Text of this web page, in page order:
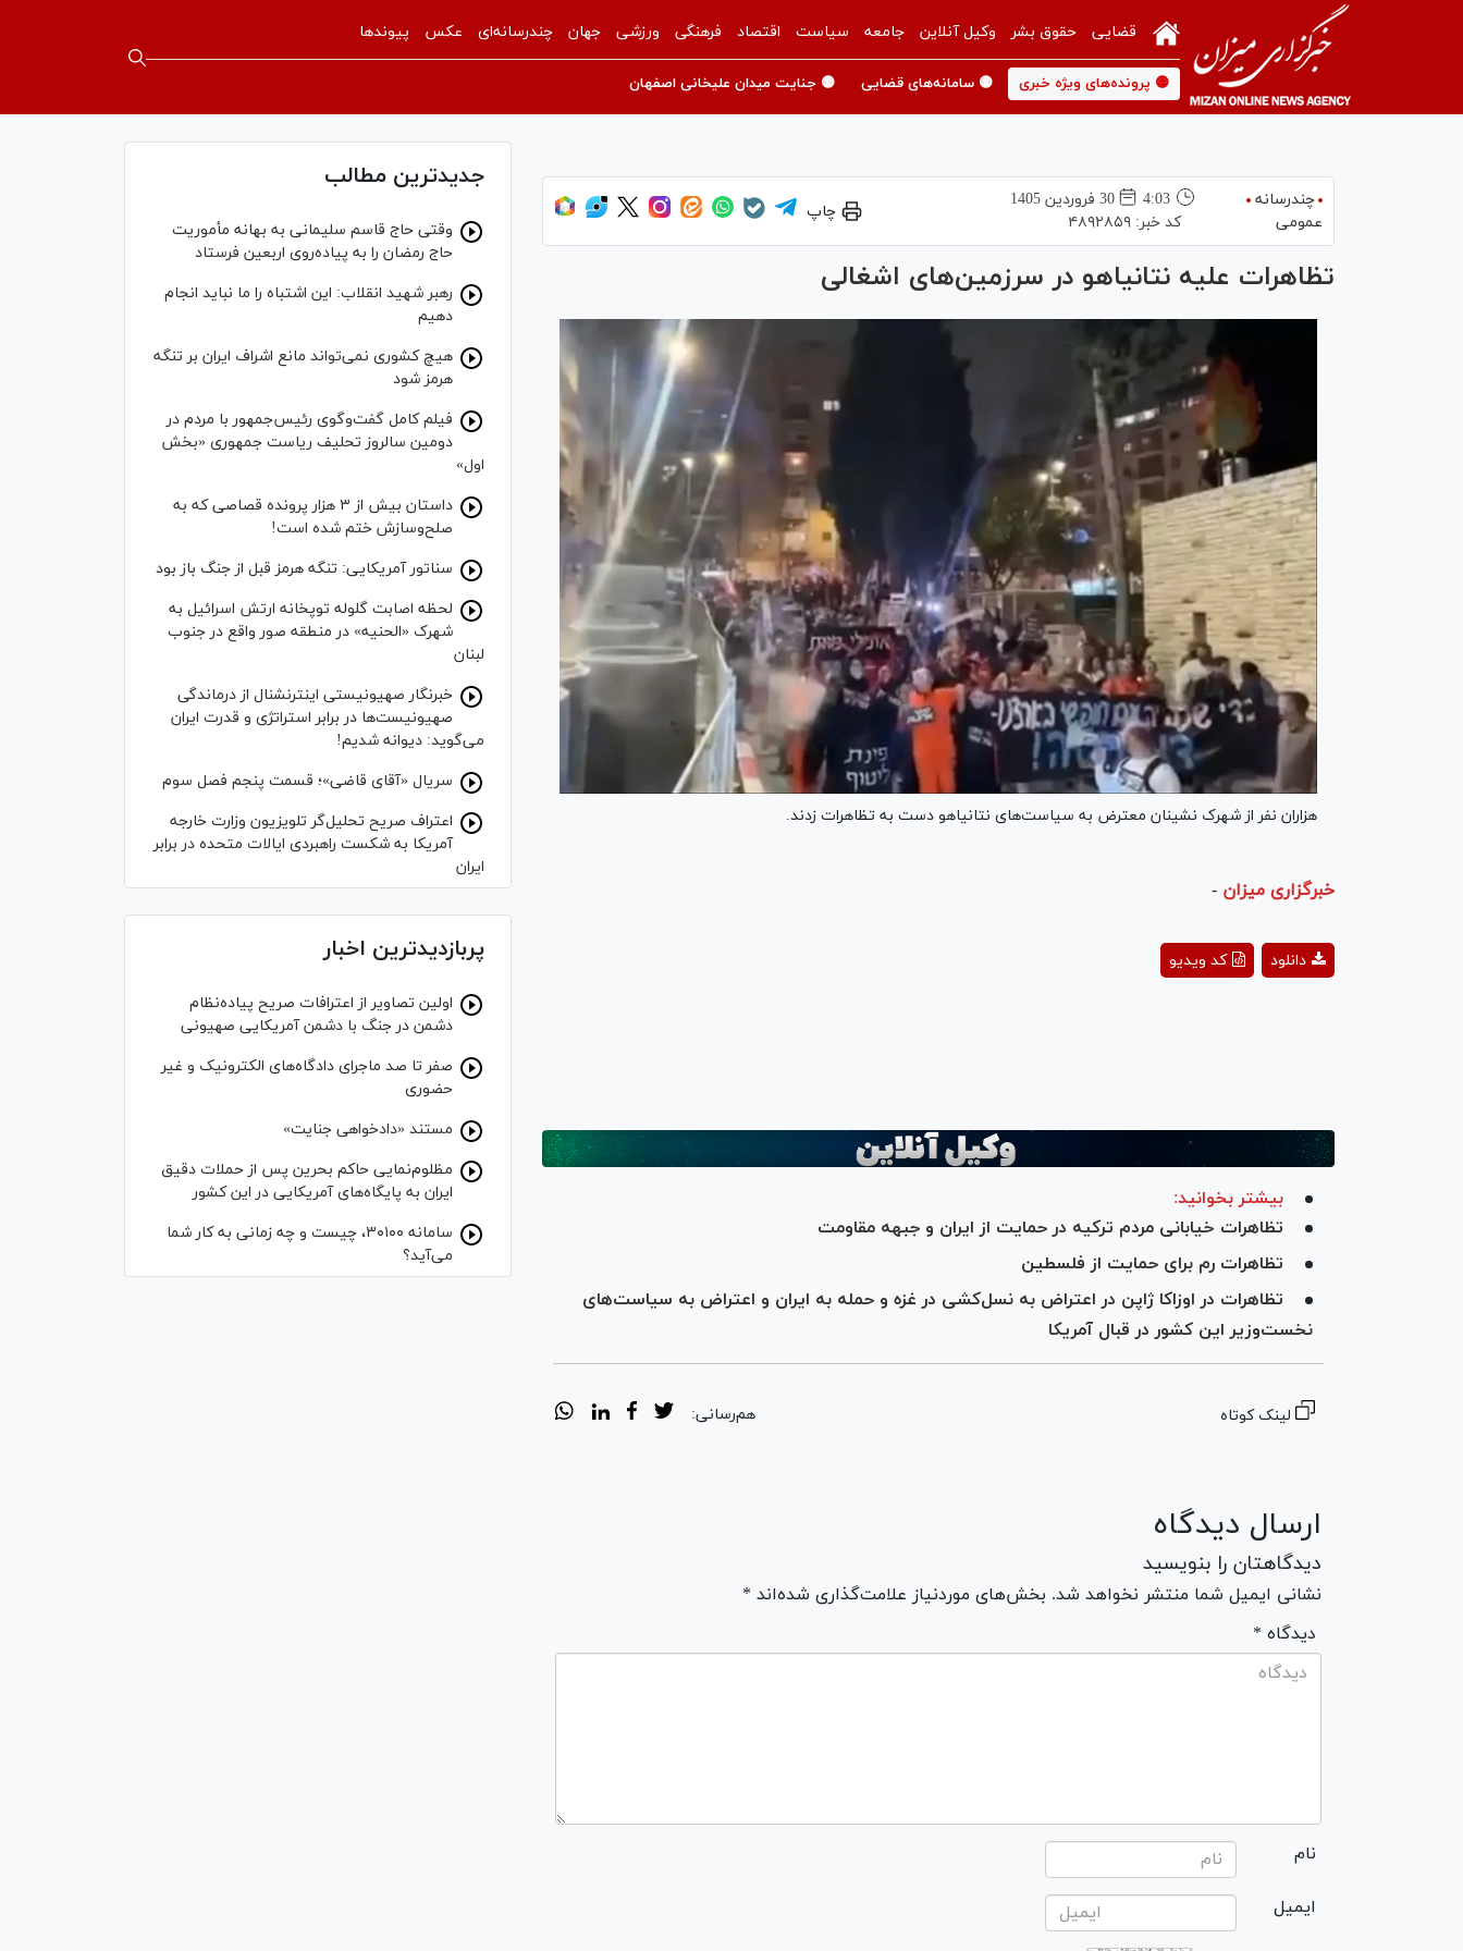
قضایی حقوق بشر وکیل آنلاین جامعه سیاست اقتصاد فرهنگی ورزشی جهان چندرسانه‌ای عکس پیوندها
🟡 پرونده‌های ویژه خبری 🟡 سامانه‌های قضایی 🟡 جنایت میدان علیخانی اصفهان
چندرسانه
عمومی
4:03
30 فروردين 1405
کد خبر: ۴۸۹۲۸۵۹
چاپ
تظاهرات علیه نتانیاهو در سرزمین‌های اشغالی
هزاران نفر از شهرک نشینان معترض به سیاست‌های نتانیاهو دست به تظاهرات زدند.
خبرگزاری میزان -
کد ویدیو دانلود
بیشتر بخوانید:
تظاهرات خیابانی مردم ترکیه در حمایت از ایران و جبهه مقاومت
تظاهرات رم برای حمایت از فلسطین
تظاهرات در اوزاکا ژاپن در اعتراض به نسل‌کشی در غزه و حمله به ایران و اعتراض به سیاست‌های
نخست‌وزیر این کشور در قبال آمریکا
لینک کوتاه هم‌رسانی:
ارسال دیدگاه
دیدگاهتان را بنویسید
نشانی ایمیل شما منتشر نخواهد شد. بخش‌های موردنیاز علامت‌گذاری شده‌اند *
* دیدگاه
نام
ایمیل
جدیدترین مطالب
وقتی حاج قاسم سلیمانی به بهانه مأموریت
حاج رمضان را به پیاده‌روی اربعین فرستاد
رهبر شهید انقلاب: این اشتباه را ما نباید انجام
دهیم
هیچ کشوری نمی‌تواند مانع اشراف ایران بر تنگه
هرمز شود
فیلم کامل گفت‌وگوی رئیس‌جمهور با مردم در
دومین سالروز تحلیف ریاست جمهوری «بخش
اول»
داستان بیش از ۳ هزار پرونده قصاصی که به
صلح‌وسازش ختم شده است!
سناتور آمریکایی: تنگه هرمز قبل از جنگ باز بود
لحظه اصابت گلوله توپخانه ارتش اسرائیل به
شهرک «الحنیه» در منطقه صور واقع در جنوب
لبنان
خبرنگار صهیونیستی اینترنشنال از درماندگی
صهیونیست‌ها در برابر استراتژی و قدرت ایران
می‌گوید: دیوانه شدیم!
سریال «آقای قاضی»؛ قسمت پنجم فصل سوم
اعتراف صریح تحلیل‌گر تلویزیون وزارت خارجه
آمریکا به شکست راهبردی ایالات متحده در برابر
ایران
پربازدیدترین اخبار
اولین تصاویر از اعترافات صریح پیاده‌نظام‌
دشمن در جنگ با دشمن آمریکایی صهیونی
صفر تا صد ماجرای دادگاه‌های الکترونیک و غیر
حضوری
مستند «دادخواهی جنایت»
مظلوم‌نمایی حاکم بحرین پس از حملات دقیق
ایران به پایگاه‌های آمریکایی در این کشور
سامانه ۳۰۱۰۰، چیست و چه زمانی به کار شما
می‌آید؟